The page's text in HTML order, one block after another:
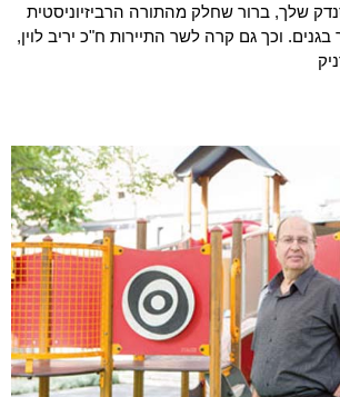
שלך, ברור שחלק מהתורה הרביזיוניסטית
וכך גם קרה לשר התיירות ח"כ יריב לוין,